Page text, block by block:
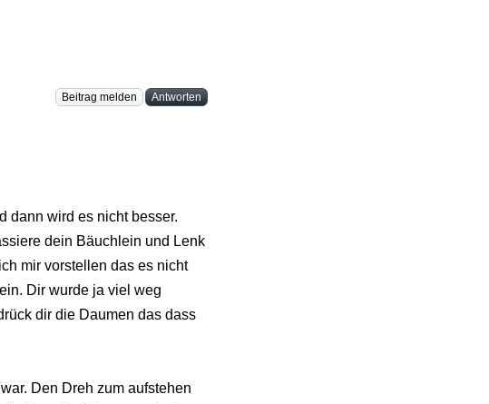
Beitrag melden Antworten
dann wird es nicht besser.
dein Bäuchlein und Lenk
mir vorstellen das es nicht
Dir wurde ja viel weg
dir die Daumen das dass
Den Dreh zum aufstehen